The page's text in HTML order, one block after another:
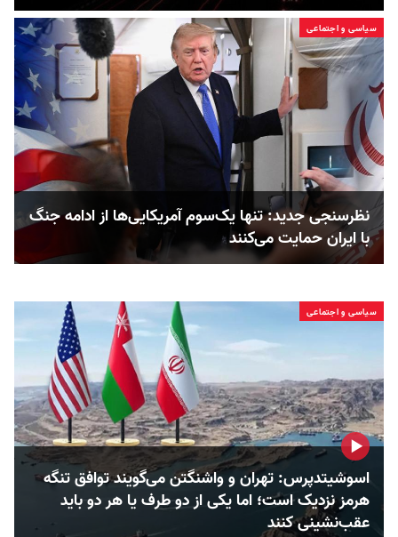
سیاسی و اجتماعی
نظرسنجی جدید: تنها یک‌سوم آمریکایی‌ها از ادامه جنگ
با ایران حمایت می‌کنند
سیاسی و اجتماعی
اسوشیتدپرس: تهران و واشنگتن می‌گویند توافق تنگه
هرمز نزدیک است؛ اما یکی از دو طرف یا هر دو باید
عقب‌نشینی کنند